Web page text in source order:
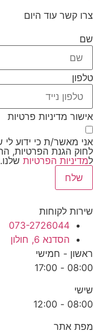
צרו קשר עוד היום
שם
טלפון
אישור מדיניות פרטיות
אני מאשר/ת כי ידוע
למדיניות הפרטיות שלנו.
שלח
שירות לקוחות
073-2726044
הסדנא 6, חולון
ראשון - חמישי
08:00 - 17:00
שישי
08:00 - 12:00
מפת אתר